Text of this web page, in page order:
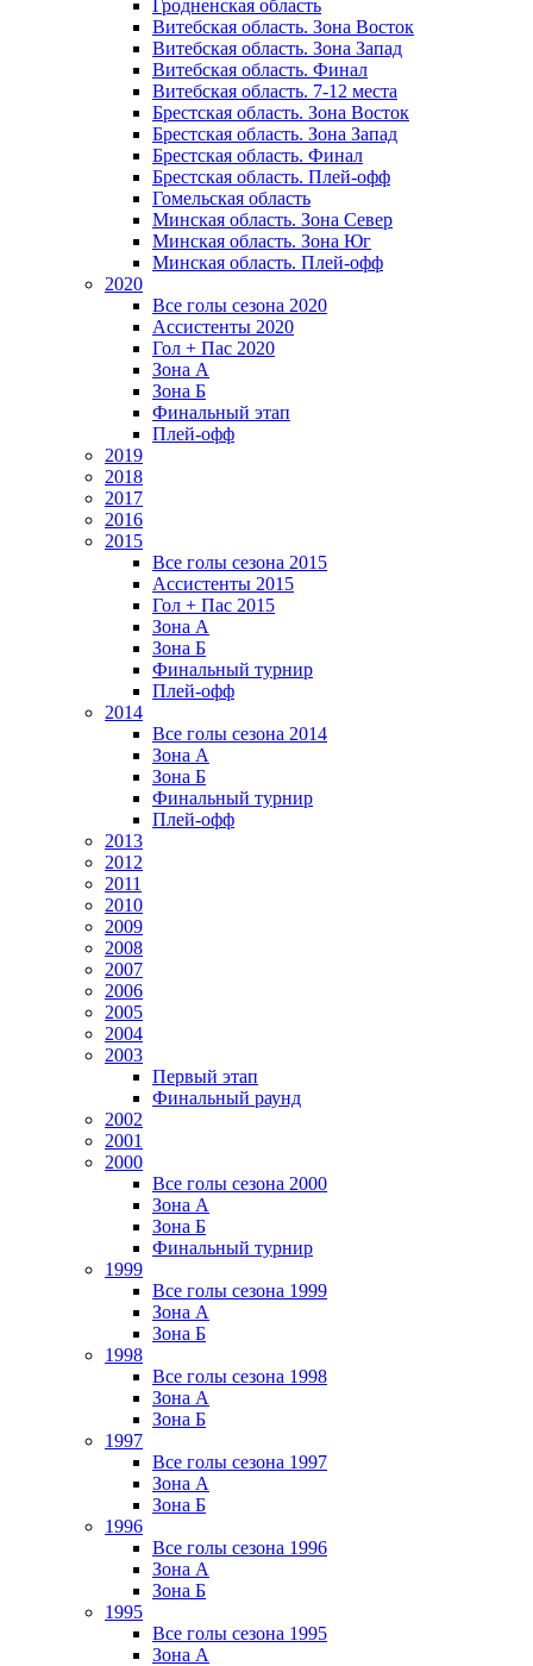
Гродненская область
Витебская область. Зона Восток
Витебская область. Зона Запад
Витебская область. Финал
Витебская область. 7-12 места
Брестская область. Зона Восток
Брестская область. Зона Запад
Брестская область. Финал
Брестская область. Плей-офф
Гомельская область
Минская область. Зона Север
Минская область. Зона Юг
Минская область. Плей-офф
2020
Все голы сезона 2020
Ассистенты 2020
Гол + Пас 2020
Зона А
Зона Б
Финальный этап
Плей-офф
2019
2018
2017
2016
2015
Все голы сезона 2015
Ассистенты 2015
Гол + Пас 2015
Зона А
Зона Б
Финальный турнир
Плей-офф
2014
Все голы сезона 2014
Зона А
Зона Б
Финальный турнир
Плей-офф
2013
2012
2011
2010
2009
2008
2007
2006
2005
2004
2003
Первый этап
Финальный раунд
2002
2001
2000
Все голы сезона 2000
Зона А
Зона Б
Финальный турнир
1999
Все голы сезона 1999
Зона А
Зона Б
1998
Все голы сезона 1998
Зона А
Зона Б
1997
Все голы сезона 1997
Зона А
Зона Б
1996
Все голы сезона 1996
Зона А
Зона Б
1995
Все голы сезона 1995
Зона А